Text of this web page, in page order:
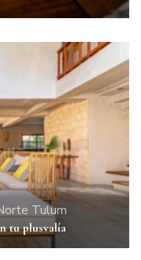
Tulum
tu plusvalía